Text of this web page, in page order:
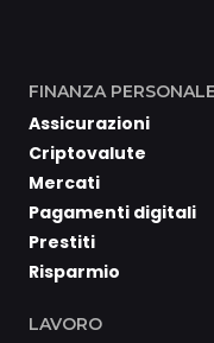
FINANZA PERSONALE
Assicurazioni
Criptovalute
Mercati
Pagamenti digitali
Prestiti
Risparmio
LAVORO